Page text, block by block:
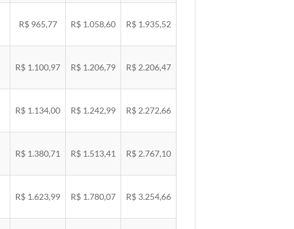
R$ 965,77 R$ 1.058,60 R$ 1.935,52
R$ 1.100,97 R$ 1.206,79 R$ 2.206,47
R$ 1.134,00 R$ 1.242,99 R$ 2.272,66
R$ 1.380,71 R$ 1.513,41 R$ 2.767,10
R$ 1.623,99 R$ 1.780,07 R$ 3.254,66